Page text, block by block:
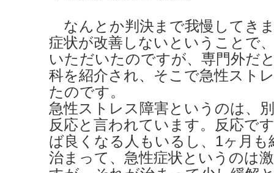
なんとか判決まで我慢してき
症状が改善しないということで
いただいたのですが、専門外だ
科を紹介され、そこで急性スト
たのです。
急性ストレス障害というのは、
反応と言われています。反応で
ば良くなる人もいるし、1ヶ月も
治まって、急性症状というのは